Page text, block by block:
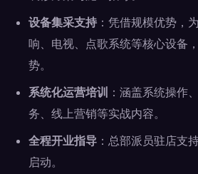
设备集采支持 ：凭借规模优势，
响、电视、点歌系统等核心设备
势。
系统化运营培训 ：涵盖系统操作
务、线上营销等实战内容。
全程开业指导 ：总部派员驻店支
启动。